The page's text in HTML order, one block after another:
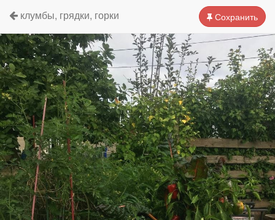
Сохранить
клумбы, грядки, горки